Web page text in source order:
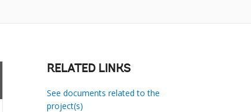
RELATED LINKS
See documents related to the
project(s)